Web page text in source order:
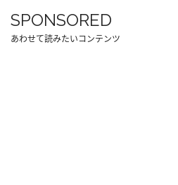
SPONSORED
あわせて読みたいコンテンツ